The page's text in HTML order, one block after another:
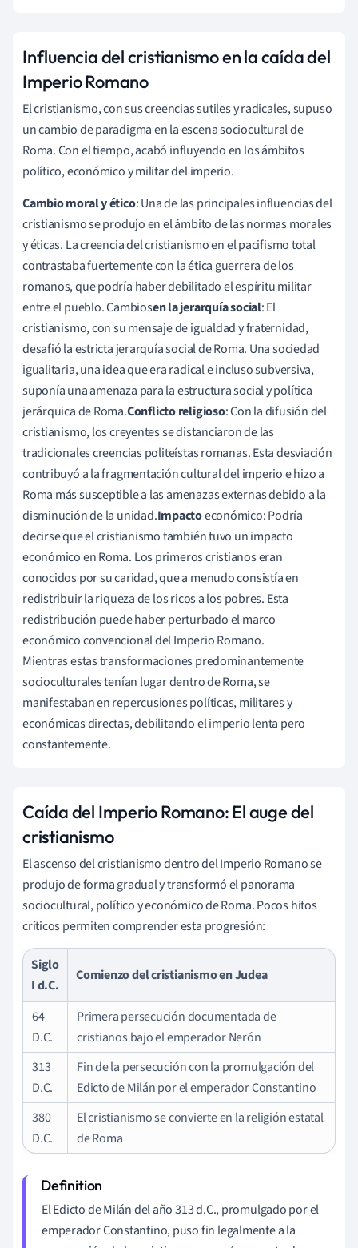
Influencia del cristianismo en la caída del
Imperio Romano
El cristianismo, con sus creencias sutiles y radicales, supuso
un cambio de paradigma en la escena sociocultural de
Roma. Con el tiempo, acabó influyendo en los ámbitos
político, económico y militar del imperio.
Cambio moral y ético: Una de las principales influencias del
cristianismo se produjo en el ámbito de las normas morales
y éticas. La creencia del cristianismo en el pacifismo total
contrastaba fuertemente con la ética guerrera de los
romanos, que podría haber debilitado el espíritu militar
entre el pueblo. Cambiosen la jerarquía social: El
cristianismo, con su mensaje de igualdad y fraternidad,
desafió la estricta jerarquía social de Roma. Una sociedad
igualitaria, una idea que era radical e incluso subversiva,
suponía una amenaza para la estructura social y política
jerárquica de Roma.Conflicto religioso: Con la difusión del
cristianismo, los creyentes se distanciaron de las
tradicionales creencias politeístas romanas. Esta desviación
contribuyó a la fragmentación cultural del imperio e hizo a
Roma más susceptible a las amenazas externas debido a la
disminución de la unidad.Impactoeconómico: Podría
decirse que el cristianismo también tuvo un impacto
económico en Roma. Los primeros cristianos eran
conocidos por su caridad, que a menudo consistía en
redistribuir la riqueza de los ricos a los pobres. Esta
redistribución puede haber perturbado el marco
económico convencional del Imperio Romano.
Mientras estas transformaciones predominantemente
socioculturales tenían lugar dentro de Roma, se
manifestaban en repercusiones políticas, militares y
económicas directas, debilitando el imperio lenta pero
constantemente.
Caída del Imperio Romano: El auge del
cristianismo
El ascenso del cristianismo dentro del Imperio Romano se
produjo de forma gradual y transformó el panorama
sociocultural, político y económico de Roma. Pocos hitos
críticos permiten comprender esta progresión:
Siglo
I d.C.
Comienzo delcristianismoen Judea
64
D.C.
Primera persecución documentada de
cristianos bajo el emperador Nerón
313
D.C.
Fin de la persecución con la promulgación del
Edicto de Milán por el emperador Constantino
380
D.C.
El cristianismo se convierte en la religión estatal
de Roma
El Edicto de Milán del año 313 d.C., promulgado por el
emperador Constantino, puso fin legalmente a la